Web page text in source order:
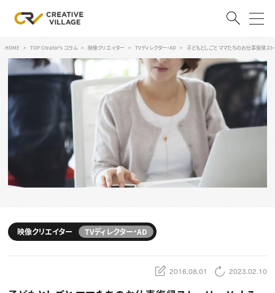
ログイン 会員登録
クリエイター求人を探す
CREATIVE JOB求人検索
特集求人
採用説明会
スキルアップしたい！
デザイン
編集・ライティング
TOP Creator’s コラム
Webクリエイター
セミナー
HOME TOP Creator's コラム 映像クリエイター TVディレクター・AD 子どもとしごと ママたちのお仕事復帰ス
映像クリエイター TVディレクター・AD
2016.08.01 2023.02.10